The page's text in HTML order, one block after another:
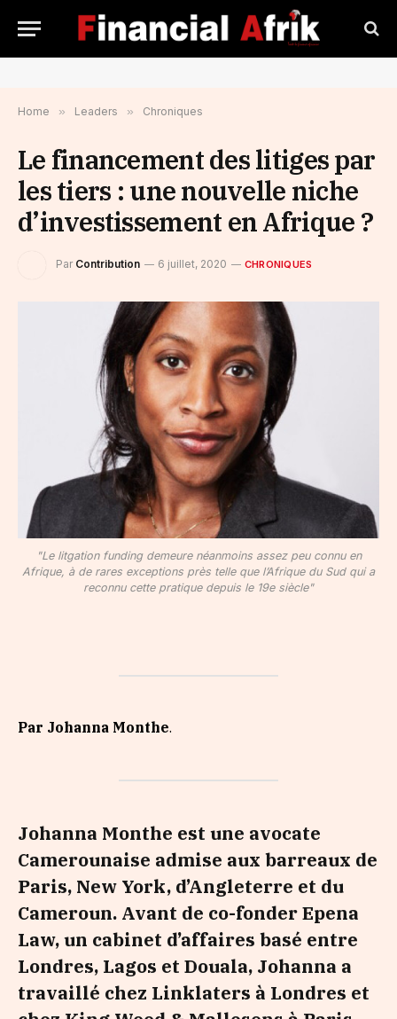
Home » Leaders » Chroniques
Le financement des litiges par
les tiers : une nouvelle niche
d’investissement en Afrique ?
Par Contribution 6 juillet, 2020 CHRONIQUES
"Le litgation funding demeure néanmoins assez peu connu en
Afrique, à de rares exceptions près telle que l’Afrique du Sud qui a
reconnu cette pratique depuis le 19e siècle"
Par Johanna Monthe.
Johanna Monthe est une avocate
Camerounaise admise aux barreaux de
Paris, New York, d’Angleterre et du
Cameroun. Avant de co-fonder Epena
Law, un cabinet d’affaires basé entre
Londres, Lagos et Douala, Johanna a
travaillé chez Linklaters à Londres et